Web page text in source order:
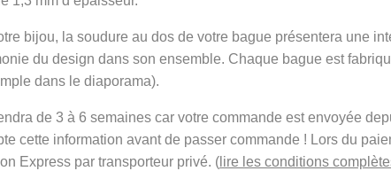
bijou, la soudure au dos de votre bague présentera une
du design dans son ensemble. Chaque bague est
dans le diaporama).
de 3 à 6 semaines car votre commande est envoyée
cette information avant de passer commande ! Lors du
Express par transporteur privé. ( lire les conditions